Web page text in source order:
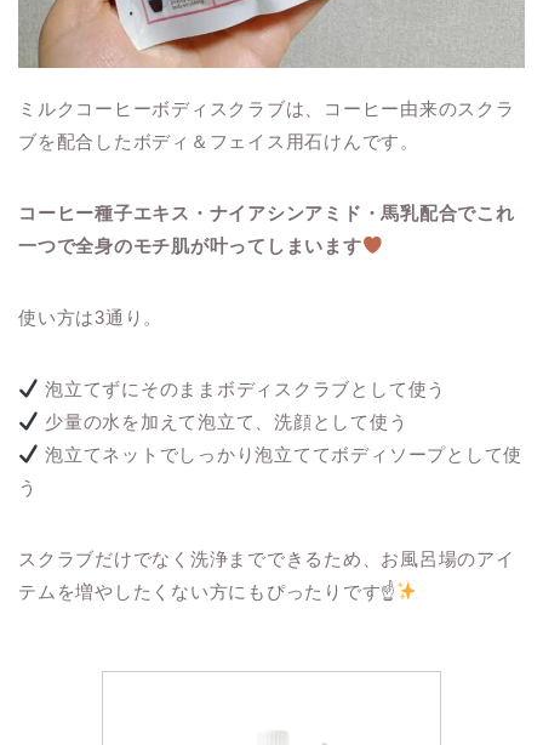
ミルクコーヒーボディスクラブは、コーヒー由来のスクラ
ブを配合したボディ＆フェイス用石けんです。
コーヒー種子エキス・ナイアシンアミド・馬乳配合でこれ
一つで全身のモチ肌が叶ってしまいます
使い方は3通り。
泡立てずにそのままボディスクラブとして使う
少量の水を加えて泡立て、洗顔として使う
泡立てネットでしっかり泡立ててボディソープとして使
う
スクラブだけでなく洗浄までできるため、お風呂場のアイ
テムを増やしたくない方にもぴったりです☝